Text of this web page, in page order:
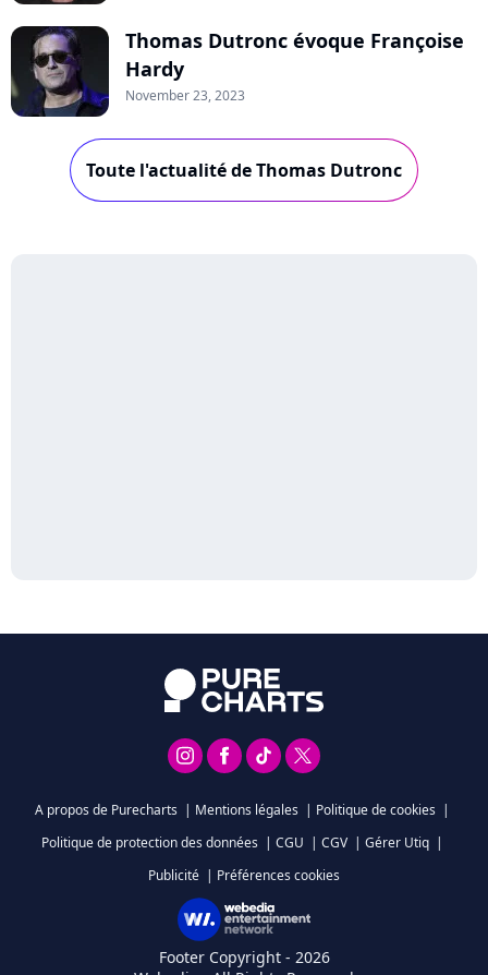
Thomas Dutronc évoque Françoise
Hardy
November 23, 2023
Toute l'actualité de Thomas Dutronc
A propos de Purecharts | Mentions légales | Politique de cookies |
Politique de protection des données | CGU | CGV | Gérer Utiq |
Publicité | Préférences cookies
Footer Copyright - 2026